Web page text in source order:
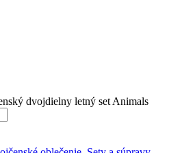
dvojdielny letný set Animals